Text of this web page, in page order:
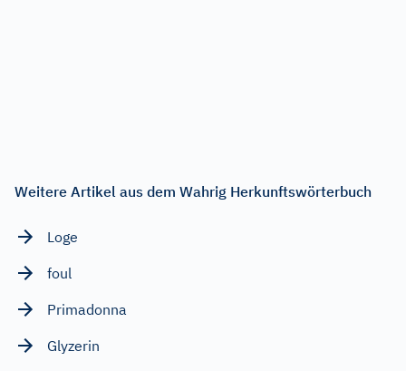
Weitere Artikel aus dem Wahrig Herkunftswörterbuch
Loge
foul
Primadonna
Glyzerin